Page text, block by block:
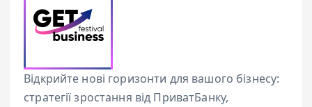
Відкрийте нові горизонти для вашого бізнесу:
стратегії зростання від ПриватБанку,